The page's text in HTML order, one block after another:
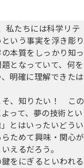
私たちには科学リテ
いう事実を浮き彫り
本質をしっかり知っ
となっていて、何を
明確に理解できたは
そ、知りたい！ この
って、夢の技術とい
とはいったいどうい
ためて興味・関心が
えるだろう。
をにぎるといわれる